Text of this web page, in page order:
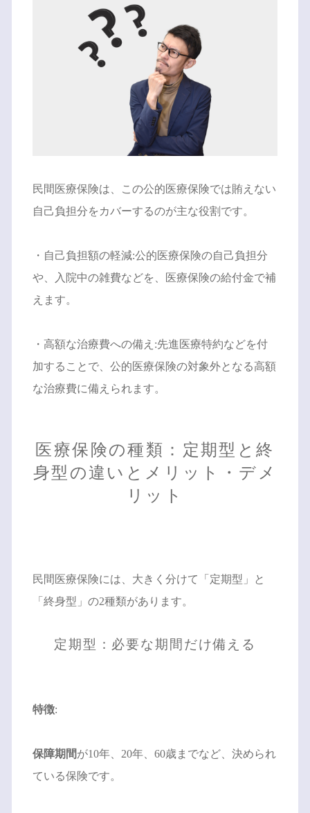
民間医療保険は、この公的医療保険では賄えない
自己負担分をカバーするのが主な役割です。
・自己負担額の軽減:公的医療保険の自己負担分
や、入院中の雑費などを、医療保険の給付金で補
えます。
・高額な治療費への備え:先進医療特約などを付
加することで、公的医療保険の対象外となる高額
な治療費に備えられます。
医療保険の種類：定期型と終
身型の違いとメリット・デメ
リット
民間医療保険には、大きく分けて「定期型」と
「終身型」の2種類があります。
定期型：必要な期間だけ備える
特徴:
保障期間が10年、20年、60歳までなど、決められ
ている保険です。